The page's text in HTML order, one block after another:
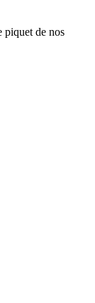
piquet de nos